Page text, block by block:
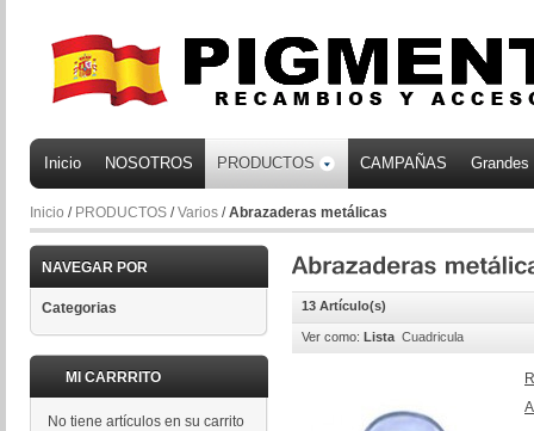
Inicio NOSOTROS PRODUCTOS CAMPAÑAS
Inicio / PRODUCTOS /Varios /Abrazaderas metálicas
NAVEGAR POR
Categorias
MI CARRRITO
No tiene artículos en su carrito
13 Artículo(s)
Ver como: Lista Cuadricula